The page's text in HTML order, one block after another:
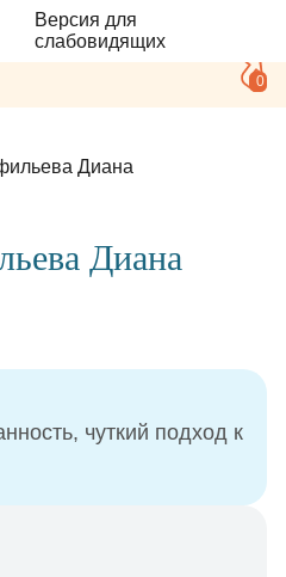
Версия для
слабовидящих
0
Диана
Диана
чуткий подход к